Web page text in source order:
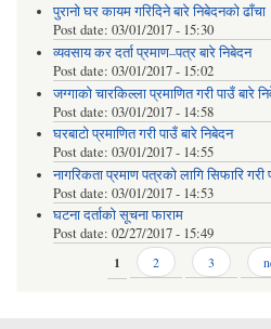
पुरानो घर कायम गरिदिने बारे निबेदनको ढाँचा
Post date: 03/01/2017 - 15:30
व्यवसाय कर दर्ता प्रमाण–पत्र बारे निबेदन
Post date: 03/01/2017 - 15:02
जग्गाको चारकिल्ला प्रमाणित गरी पाउँ बारे
Post date: 03/01/2017 - 14:58
घरबाटो प्रमाणित गरी पाउँ बारे निबेदन
Post date: 03/01/2017 - 14:55
नागरिकता प्रमाण पत्रको लागि सिफारि गरी
Post date: 03/01/2017 - 14:53
घटना दर्ताको सूचना फाराम
Post date: 02/27/2017 - 15:49
1 2 3